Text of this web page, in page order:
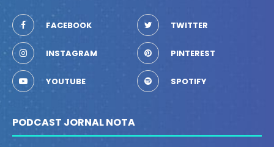
FACEBOOK TWITTER
INSTAGRAM PINTEREST
YOUTUBE SPOTIFY
PODCAST JORNAL NOTA